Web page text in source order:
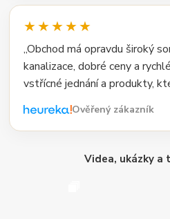
★★★★★
„Obchod má opravdu široký
kanalizace, dobré ceny a
vstřícné jednání a produkty,
Ověřený zákazník
Videa, ukázky a